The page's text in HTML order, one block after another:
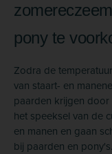
pony te
Zodra de
van staart- en
paarden krijgen
het speeksel van de
en manen en gaan
bij paarden en pony's.